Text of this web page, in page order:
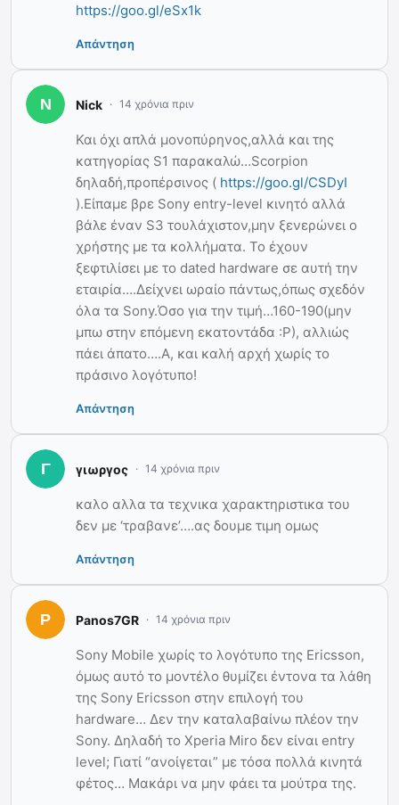
https://goo.gl/eSx1k
Απάντηση
Nick 14 χρόνια πριν
Και όχι απλά μονοπύρηνος,αλλά και της
κατηγορίας S1 παρακαλώ…Scorpion
δηλαδή,προπέρσινος ( https://goo.gl/CSDyI
).Είπαμε βρε Sony entry-level κινητό αλλά
βάλε έναν S3 τουλάχιστον,μην ξενερώνει ο
χρήστης με τα κολλήματα. Το έχουν
ξεφτιλίσει με το dated hardware σε αυτή την
εταιρία….Δείχνει ωραίο πάντως,όπως σχεδόν
όλα τα Sony.Όσο για την τιμή…160-190(μην
μπω στην επόμενη εκατοντάδα :Ρ), αλλιώς
πάει άπατο….Α, και καλή αρχή χωρίς το
πράσινο λογότυπο!
Απάντηση
γιωργος 14 χρόνια πριν
καλο αλλα τα τεχνικα χαρακτηριστικα του
δεν με ‘τραβανε’….ας δουμε τιμη ομως
Απάντηση
Panos7GR 14 χρόνια πριν
Sony Mobile χωρίς το λογότυπο της Ericsson,
όμως αυτό το μοντέλο θυμίζει έντονα τα λάθη
της Sony Ericsson στην επιλογή του
hardware… Δεν την καταλαβαίνω πλέον την
Sony. Δηλαδή το Xperia Miro δεν είναι entry
level; Γιατί “ανοίγεται” με τόσα πολλά κινητά
φέτος… Μακάρι να μην φάει τα μούτρα της.